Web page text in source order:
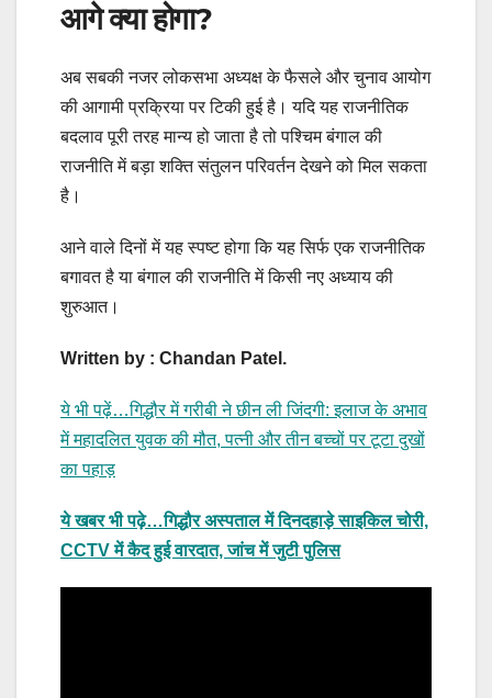
आगे क्या होगा?
अब सबकी नजर लोकसभा अध्यक्ष के फैसले और चुनाव आयोग
की आगामी प्रक्रिया पर टिकी हुई है। यदि यह राजनीतिक
बदलाव पूरी तरह मान्य हो जाता है तो पश्चिम बंगाल की
राजनीति में बड़ा शक्ति संतुलन परिवर्तन देखने को मिल सकता
है।
आने वाले दिनों में यह स्पष्ट होगा कि यह सिर्फ एक राजनीतिक
बगावत है या बंगाल की राजनीति में किसी नए अध्याय की
शुरुआत।
Written by : Chandan Patel.
ये भी पढ़ें…गिद्धौर में गरीबी ने छीन ली जिंदगी: इलाज के अभाव
में महादलित युवक की मौत, पत्नी और तीन बच्चों पर टूटा दुखों
का पहाड़
ये खबर भी पढ़े…गिद्धौर अस्पताल में दिनदहाड़े साइकिल चोरी,
CCTV में कैद हुई वारदात, जांच में जुटी पुलिस